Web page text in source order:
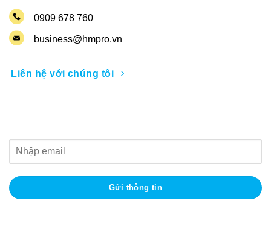
0909 678 760
business@hmpro.vn
Liên hệ với chúng tôi